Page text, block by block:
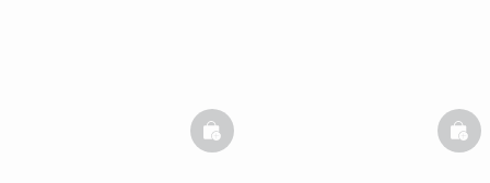
basketfull